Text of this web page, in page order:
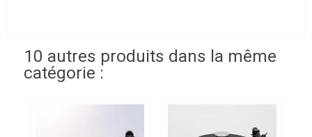
10 autres produits dans la même
catégorie :